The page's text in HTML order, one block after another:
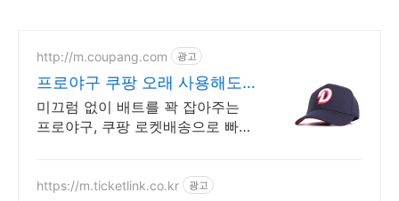
http://m.coupang.com 광고
프로야구 쿠팡 오래 사용해도
튼튼한 장갑
미끄럼 없이 배트를 꽉 잡아주는
프로야구, 쿠팡 로켓배송으로 빠르
갑으로 훈련에 집중하세요.
https://m.ticketlink.co.kr 광고